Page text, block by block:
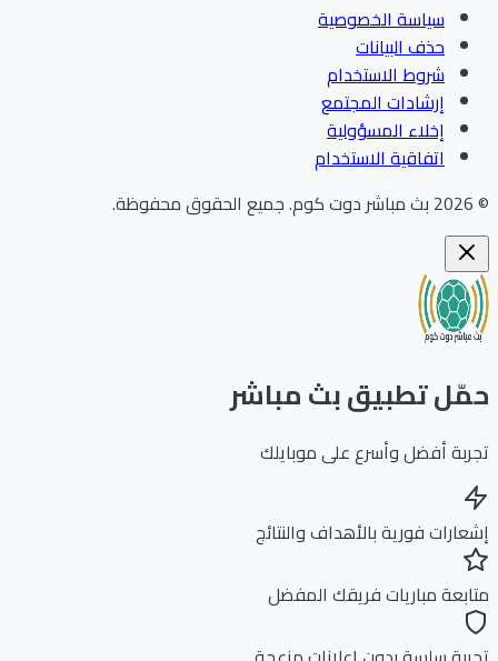
سياسة الخصوصية
حذف البيانات
شروط الاستخدام
إرشادات المجتمع
إخلاء المسؤولية
اتفاقية الاستخدام
بث مباشر دوت كوم.جميع الحقوق محفوظة.
تطبيق بث مباشر
أفضل وأسرع على موبايلك
فورية بالأهداف والنتائج
مباريات فريقك المفضل